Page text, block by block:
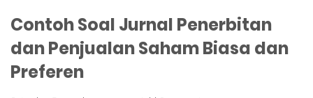
Contoh Soal Jurnal Penerbitan
dan Penjualan Saham Biasa dan
Preferen